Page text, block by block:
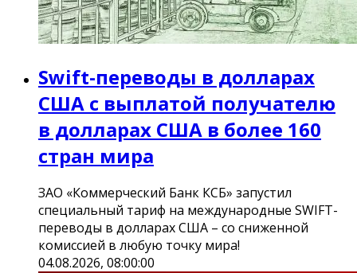
Swift-переводы в долларах
США с выплатой получателю
в долларах США в более 160
стран мира
ЗАО «Коммерческий Банк КСБ» запустил
специальный тариф на международные SWIFT-
переводы в долларах США – со сниженной
комиссией в любую точку мира!
04.08.2026, 08:00:00